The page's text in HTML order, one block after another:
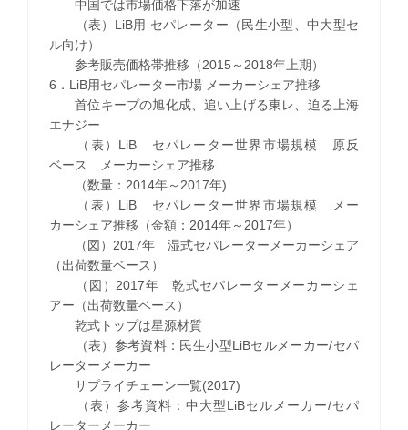
中国では市場価格下落が加速
（表）LiB用 セパレーター（民生小型、中大型セ
ル向け）
参考販売価格帯推移（2015～2018年上期）
6．LiB用セパレーター市場 メーカーシェア推移
首位キープの旭化成、追い上げる東レ、迫る上海
エナジー
（表）LiB セパレーター世界市場規模 原反
ベース メーカーシェア推移
（数量：2014年～2017年)
（表）LiB セパレーター世界市場規模 メー
カーシェア推移（金額：2014年～2017年）
（図）2017年 湿式セパレーターメーカーシェア
（出荷数量ベース）
（図）2017年 乾式セパレーターメーカーシェ
アー（出荷数量ベース）
乾式トップは星源材質
（表）参考資料：民生小型LiBセルメーカー/セパ
レーターメーカー
サプライチェーン一覧(2017)
（表）参考資料：中大型LiBセルメーカー/セパ
レーターメーカー